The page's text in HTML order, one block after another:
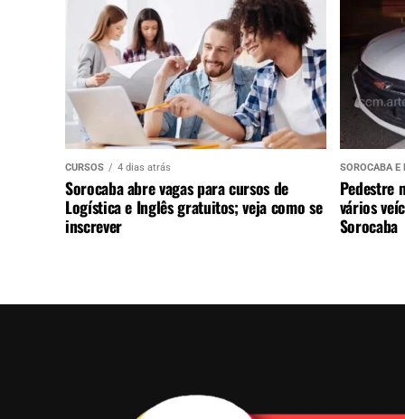
CURSOS 4 dias atrás
Sorocaba abre vagas para cursos de
Logística e Inglês gratuitos; veja como se
inscrever
SOROCABA E
Pedestre
vários
Sorocaba